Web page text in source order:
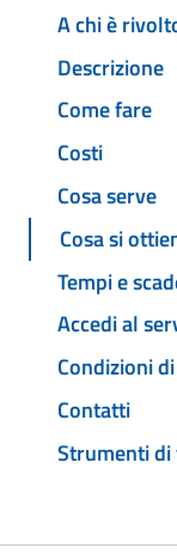
A chi è
Descrizione
Come fare
Costi
Cosa serve
Cosa si
Tempi e
Accedi al
Condizioni
Contatti
Strumenti